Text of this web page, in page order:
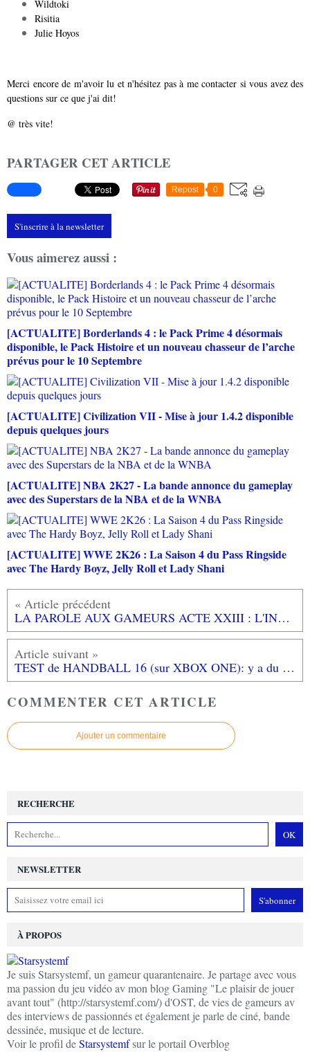
Wildtoki
Risitia
Julie Hoyos
Merci encore de m'avoir lu et n'hésitez pas à me contacter si vous avez des
questions sur ce que j'ai dit!
@ très vite!
PARTAGER CET ARTICLE
Repost 0
S'inscrire à la newsletter
Vous aimerez aussi :
[ACTUALITE] Borderlands 4 : le Pack Prime 4 désormais
disponible, le Pack Histoire et un nouveau chasseur de l’arche
prévus pour le 10 Septembre
[ACTUALITE] Civilization VII - Mise à jour 1.4.2 disponible
depuis quelques jours
[ACTUALITE] NBA 2K27 - La bande annonce du gameplay
avec des Superstars de la NBA et de la WNBA
[ACTUALITE] WWE 2K26 : La Saison 4 du Pass Ringside
avec The Hardy Boyz, Jelly Roll et Lady Shani
LA PAROLE AUX GAMEURS ACTE XXIII : L'INTERVIEW DE STARSYSTEMF , MON AUTO-INTERVIEW
TEST de HANDBALL 16 (sur XBOX ONE): y a du mieux mais...
COMMENTER CET ARTICLE
Ajouter un commentaire
NEWSLETTER
RECHERCHE
À PROPOS
Je suis Starsystemf, un gameur quarantenaire. Je partage avec vous
ma passion du jeu vidéo av mon blog Gaming "Le plaisir de jouer
avant tout" (http://starsystemf.com/) d'OST, de vies de gameurs av
des interviews de passionnés et également je parle de ciné, bande
dessinée, musique et de lecture.
Voir le profil deStarsystemfsur le portail Overblog